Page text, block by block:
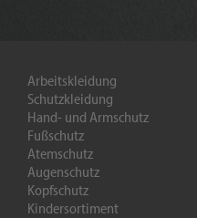
Arbeitskleidung
Schutzkleidung
Hand- und Armschutz
Fußschutz
Atemschutz
Augenschutz
Kopfschutz
Kindersortiment